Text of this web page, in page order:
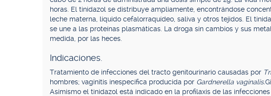
horas. El tinidazol se distribuye ampliamente, encontrándose
leche materna, líquido cefalorraquídeo, saliva y otros tejidos. El
se une a las proteínas plasmáticas. La droga sin cambios y sus
medida, por las heces.
Indicaciones.
Tratamiento de infecciones del tracto genitourinario causadas por
hombres; vaginitis inespecífica producida por Gardnerella vaginalis.
Asimismo el tinidazol está indicado en la profilaxis de las